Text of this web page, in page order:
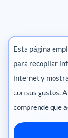
Esta página
para recopilar
internet y
con sus gustos.
comprende que